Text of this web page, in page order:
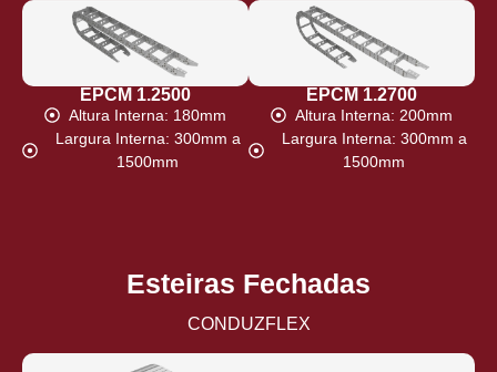
EPCM 1.2500
Altura Interna: 180mm
Largura Interna: 300mm a
1500mm
EPCM 1.2700
Altura Interna: 200mm
Largura Interna: 300mm a
1500mm
Esteiras Fechadas
CONDUZFLEX